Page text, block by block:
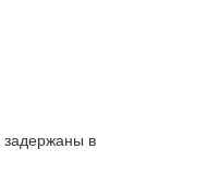
задержаны в